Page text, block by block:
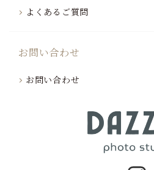
よくあるご質問
お問い合わせ
お問い合わせ